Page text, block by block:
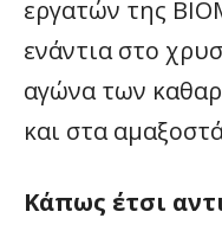
εργατών της
ενάντια στο
αγώνα των
και στα
Κάπως έτσι